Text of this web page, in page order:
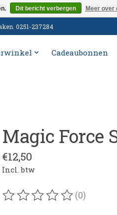
0251-237284
Cadeaubonnen
Magic Force
€12,50
Incl. btw
De beoordeling van dit
(0)
Dit bericht verbergen Meer over